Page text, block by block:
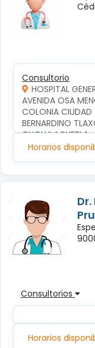
Consultorio
HOSPITAL
AVENIDA OSA
COLONIA CIUDAD
BERNARDINO
CHOLULA,PUEBLA
Horarios
Consultorios
Horarios